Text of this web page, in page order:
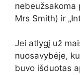
nebeužsakoma
Mrs Smith) ir
Jei atlygį už
nuosavybėje,
buvo išduotas